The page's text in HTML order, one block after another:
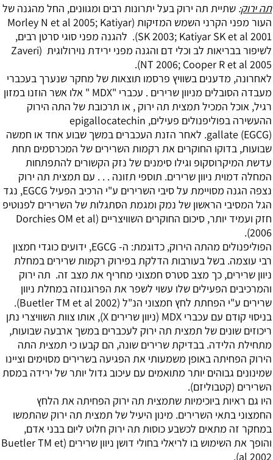
תה ירוק: שתיית תה ירוק בעל יתרונות רבים ומגוונים, החל מהגנה של
העור מפני הקרני השמש המזיקות (Morley N et al 2005; Katiyar
SK 2003; Katiyar SK et al 2001). להגנה מפני סוגי סרטן רבים,
לשיפור בבריאות לב וכלי דם והגנה מפני ירידת נוירולוגית (Zaveri
NT 2006; Cooper R et al 2005).
לאחרונה, מדענים בשוויץ פרסמו תוצאות של מחקר שנערך בעכברי
מעבדה הסובלים מניוון שרירים . עכברי "MDX " אלו אשר הוזנו במזון
רגיל, אוכל המכיל תמצית תה ירוק , או תרכובת של התה הירוק
ההעשירה בפוליפנולים פעילים, epigallocatechin
(gallate (EGCG. לאחר הזנת העכברים במשך שבוע אחד או חמשה
שבועות, בדוקו החוקרים את רקמות השרירים של המכרסמים תחת
עדשת המיקרוסקופ וגילו סימנים של נזק הקשורים להתפתחות
המחלה דמוית ניוון שרירים. תוספי תזונה . . . עם תמצית תה ירוק
נצפה הגנה מסויימת על סיבי השרירים ע"י הרכיב הפעיל EGCG, נגד
הגל המסיבי הראשון של נמק ומגמת הסתגלות של השרירים לפנוטיפ
חזק ועמיד יותר, סיכום החוקרים השוויצריים (Dorchies OM et al
2006).
הפוליפנולים מהתה הירוק, כדוגמת: ה- EGCG, ידועים כוגדי חמצון
רבי עוצמה. בשל בעורבות הדלקת בפירוק רקמות שרירים במחלת
ניוון שרירים, כך מצב סטרס חמצוני מחריף את מצב זה. תה ירוק
והמרכיבים הפעילים שלו עשוי לשפר את הפרוגנוזה במחלת ניוון
שרירים ע"י הפחתת לחץ חמצוני הנ"ל (Buetler TM et al 2002).
בניסוי קודם עם עכברי MDX (ניוון שרירים X), אותו צוות השוויצרי נתן
ריכוזים שונים של תמצית תה ירוק לעכברים במשך ארבעה שבועות,
מתחילת הלידה. בבדיקת שרירים שונה, הם קבעו כי תמצית התה
הירוק הפחיתה באופן משמעותי את הפגיעה בשרירים מסוימים וציינו
שמינונים גבוהים יותר מתואמים עם עיכוב גדול יותר של ירידה במסת
השרירים (קטבוליזם).
היו גם ראיות ביוכימיות שתמצית תה ירוק הפחיתה את הלחץ
החמצוני בתאי השרירים. מינון היעיל של תמצית תה ירוק שהתמשו
במחקר זה מתאים לכשבע כוסות תה ירוק חלוט ליום בבני אדם,
והופך את השימוש בו לריאלי בחולי דושן ניוון שרירים (Buetler TM et
al 2002).